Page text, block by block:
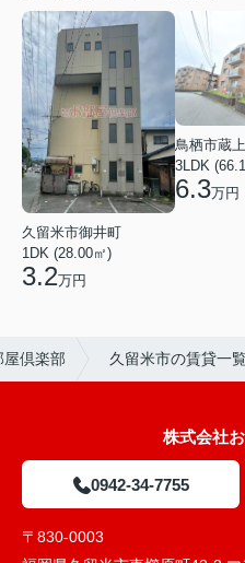
久留米市御井町
1DK (28.00㎡)
3.2万円
鳥栖市蔵
3LDK
6.3万円
倶楽部 久留米市の賃貸一
株式会社
0942-34-7755
〒830-0003